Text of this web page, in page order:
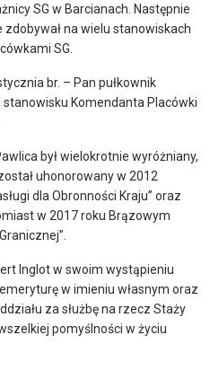
SG w Barcianach. Następnie
na wielu stanowiskach
SG.
br. – Pan pułkownik
Komendanta Placówki
był wielokrotnie wyróżniany,
uhonorowany w 2012
dla Obronności Kraju” oraz
w 2017 roku Brązowym
Inglot w swoim wystąpieniu
w imieniu własnym oraz
za służbę na rzecz Staży
pomyślności w życiu